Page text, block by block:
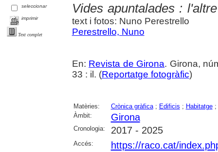
seleccionar
imprimir
Text complet
Vides apuntalades :
text i fotos: Nuno Perestrello
Perestrello, Nuno
En: Revista de Girona. Girona,
33 : il. (Reportatge fotogràfic)
Matèries: Crònica gràfica; Edificis ; Habitatge;
Àmbit:
Girona
Cronologia: 2017 - 2025
Accés: https://raco.cat/